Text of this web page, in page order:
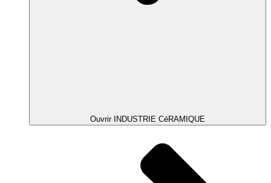
Ouvrir INDUSTRIE CéRAMIQUE